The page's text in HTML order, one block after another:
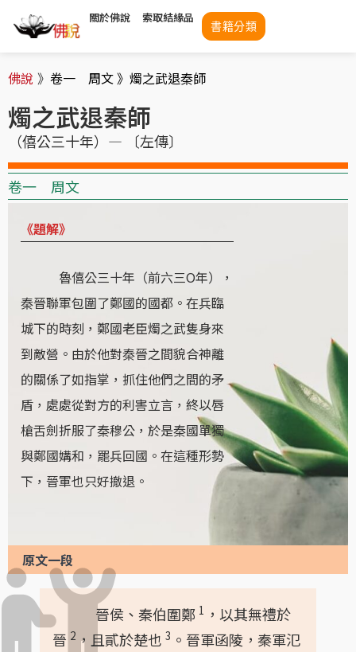
關於佛說 索取結緣品
書籍分類
佛說 》 卷一 周文 》 燭之武退秦師
燭之武退秦師
（僖公三十年）— 〔左傳〕
卷一 周文
《題解》
魯僖公三十年（前六三O年），
秦晉聯軍包圍了鄭國的國都。在兵臨
城下的時刻，鄭國老臣燭之武隻身來
到敵營。由於他對秦晉之間貌合神離
的關係了如指掌，抓住他們之間的矛
盾，處處從對方的利害立言，終以唇
槍舌劍折服了秦穆公，於是秦國單獨
與鄭國媾和，罷兵回國。在這種形勢
下，晉軍也只好撤退。
原文一段
晉侯、秦伯圍鄭 1 ，以其無禮於
晉 2 ，且貳於楚也 3 。晉軍函陵，秦軍氾